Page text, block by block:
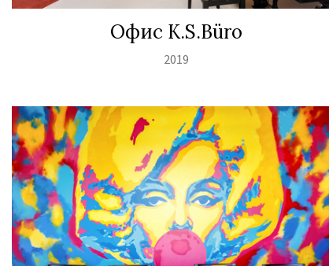
Офис K.S.Büro
2019